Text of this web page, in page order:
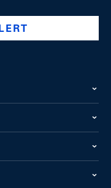
swiss-national-
@swissnationalbank